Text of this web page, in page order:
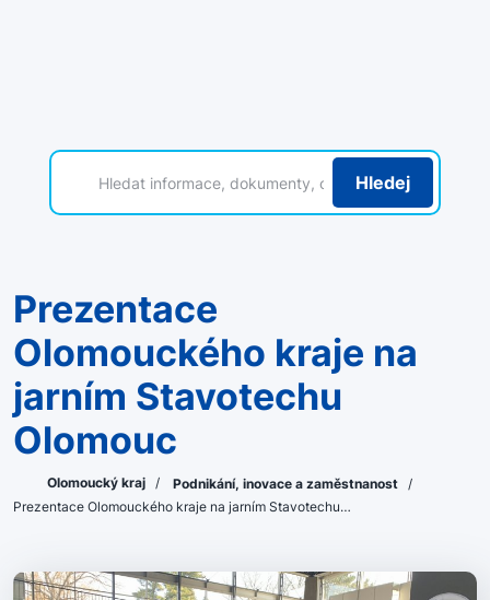
Hledej
Prezentace
Olomouckého kraje na
jarním Stavotechu
Olomouc
Olomoucký kraj / Podnikání, inovace a zaměstnanost /
Prezentace Olomouckého kraje na jarním Stavotechu…